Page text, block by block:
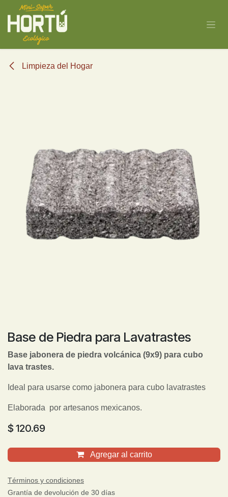
Ir al contenido
Limpieza del Hogar
Base de Piedra para Lavatrastes
Base jabonera de piedra volcánica (9x9) para cubo
lava trastes.
Ideal para usarse como jabonera para cubo lavatrastes
Elaborada por artesanos mexicanos.
$ 120.69
Agregar al carrito
Términos y condiciones
Grantía de devolución de 30 días